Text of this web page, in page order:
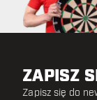
ZAPISZ
Zapisz się do